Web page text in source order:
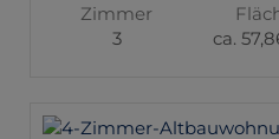
Zimmer
3
ca.